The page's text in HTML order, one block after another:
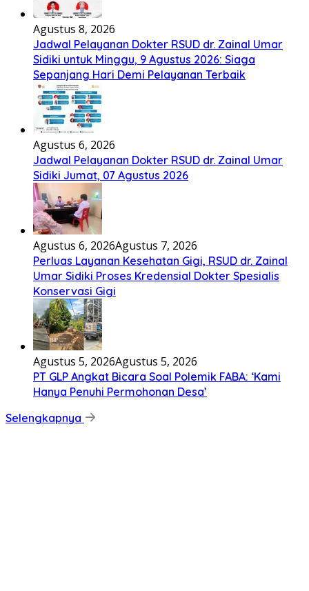
Agustus 8, 2026
Jadwal Pelayanan Dokter RSUD dr. Zainal Umar
Sidiki untuk Minggu, 9 Agustus 2026: Siaga
Sepanjang Hari Demi Pelayanan Terbaik
Agustus 6, 2026
Jadwal Pelayanan Dokter RSUD dr. Zainal Umar
Sidiki Jumat, 07 Agustus 2026
Agustus 6, 2026Agustus 7, 2026
Perluas Layanan Kesehatan Gigi, RSUD dr. Zainal
Umar Sidiki Proses Kredensial Dokter Spesialis
Konservasi Gigi
Agustus 5, 2026Agustus 5, 2026
PT GLP Angkat Bicara Soal Polemik FABA: ‘Kami
Hanya Penuhi Permohonan Desa’
Selengkapnya